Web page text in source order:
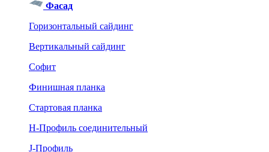
Фасад
Горизонтальный сайдинг
Вертикальный сайдинг
Софит
Финишная планка
Стартовая планка
Н-Профиль соединительный
J-Профиль